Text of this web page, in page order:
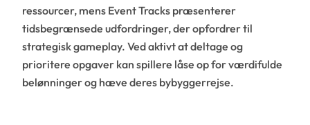
ressourcer, mens Event Tracks præsenterer
tidsbegrænsede udfordringer, der opfordrer til
strategisk gameplay. Ved aktivt at deltage og
prioritere opgaver kan spillere låse op for værdifulde
belønninger og hæve deres bybyggerrejse.